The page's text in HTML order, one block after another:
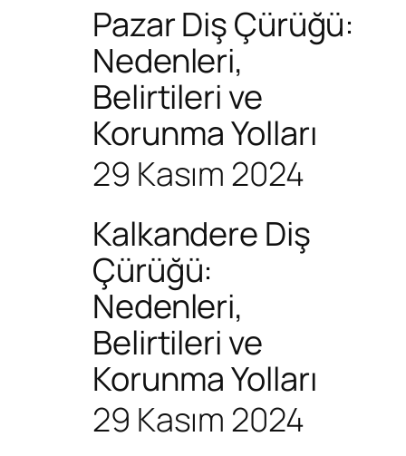
Pazar Diş Çürüğü:
Nedenleri,
Belirtileri ve
Korunma Yolları
29 Kasım 2024
Kalkandere Diş
Çürüğü:
Nedenleri,
Belirtileri ve
Korunma Yolları
29 Kasım 2024